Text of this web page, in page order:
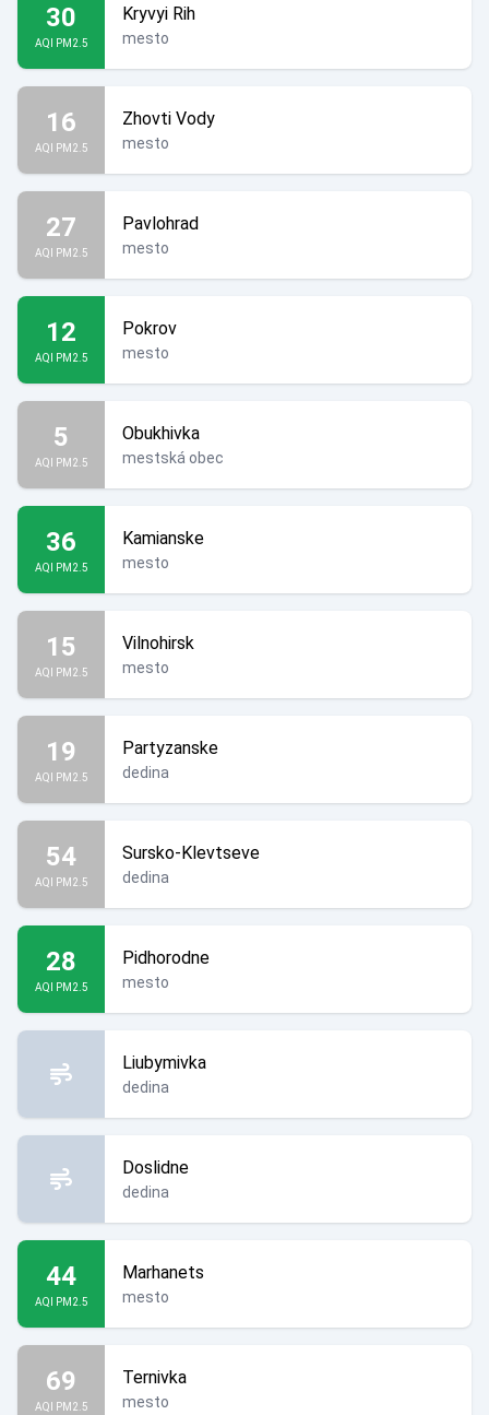
30
AQI PM2.5
Kryvyi Rih
mesto
16
AQI PM2.5
Zhovti Vody
mesto
27
AQI PM2.5
Pavlohrad
mesto
12
AQI PM2.5
Pokrov
mesto
5
AQI PM2.5
Obukhivka
mestská obec
36
AQI PM2.5
Kamianske
mesto
15
AQI PM2.5
Vilnohirsk
mesto
19
AQI PM2.5
Partyzanske
dedina
54
AQI PM2.5
Sursko-Klevtseve
dedina
28
AQI PM2.5
Pidhorodne
mesto
Liubymivka
dedina
Doslidne
dedina
44
AQI PM2.5
Marhanets
mesto
69
AQI PM2.5
Ternivka
mesto